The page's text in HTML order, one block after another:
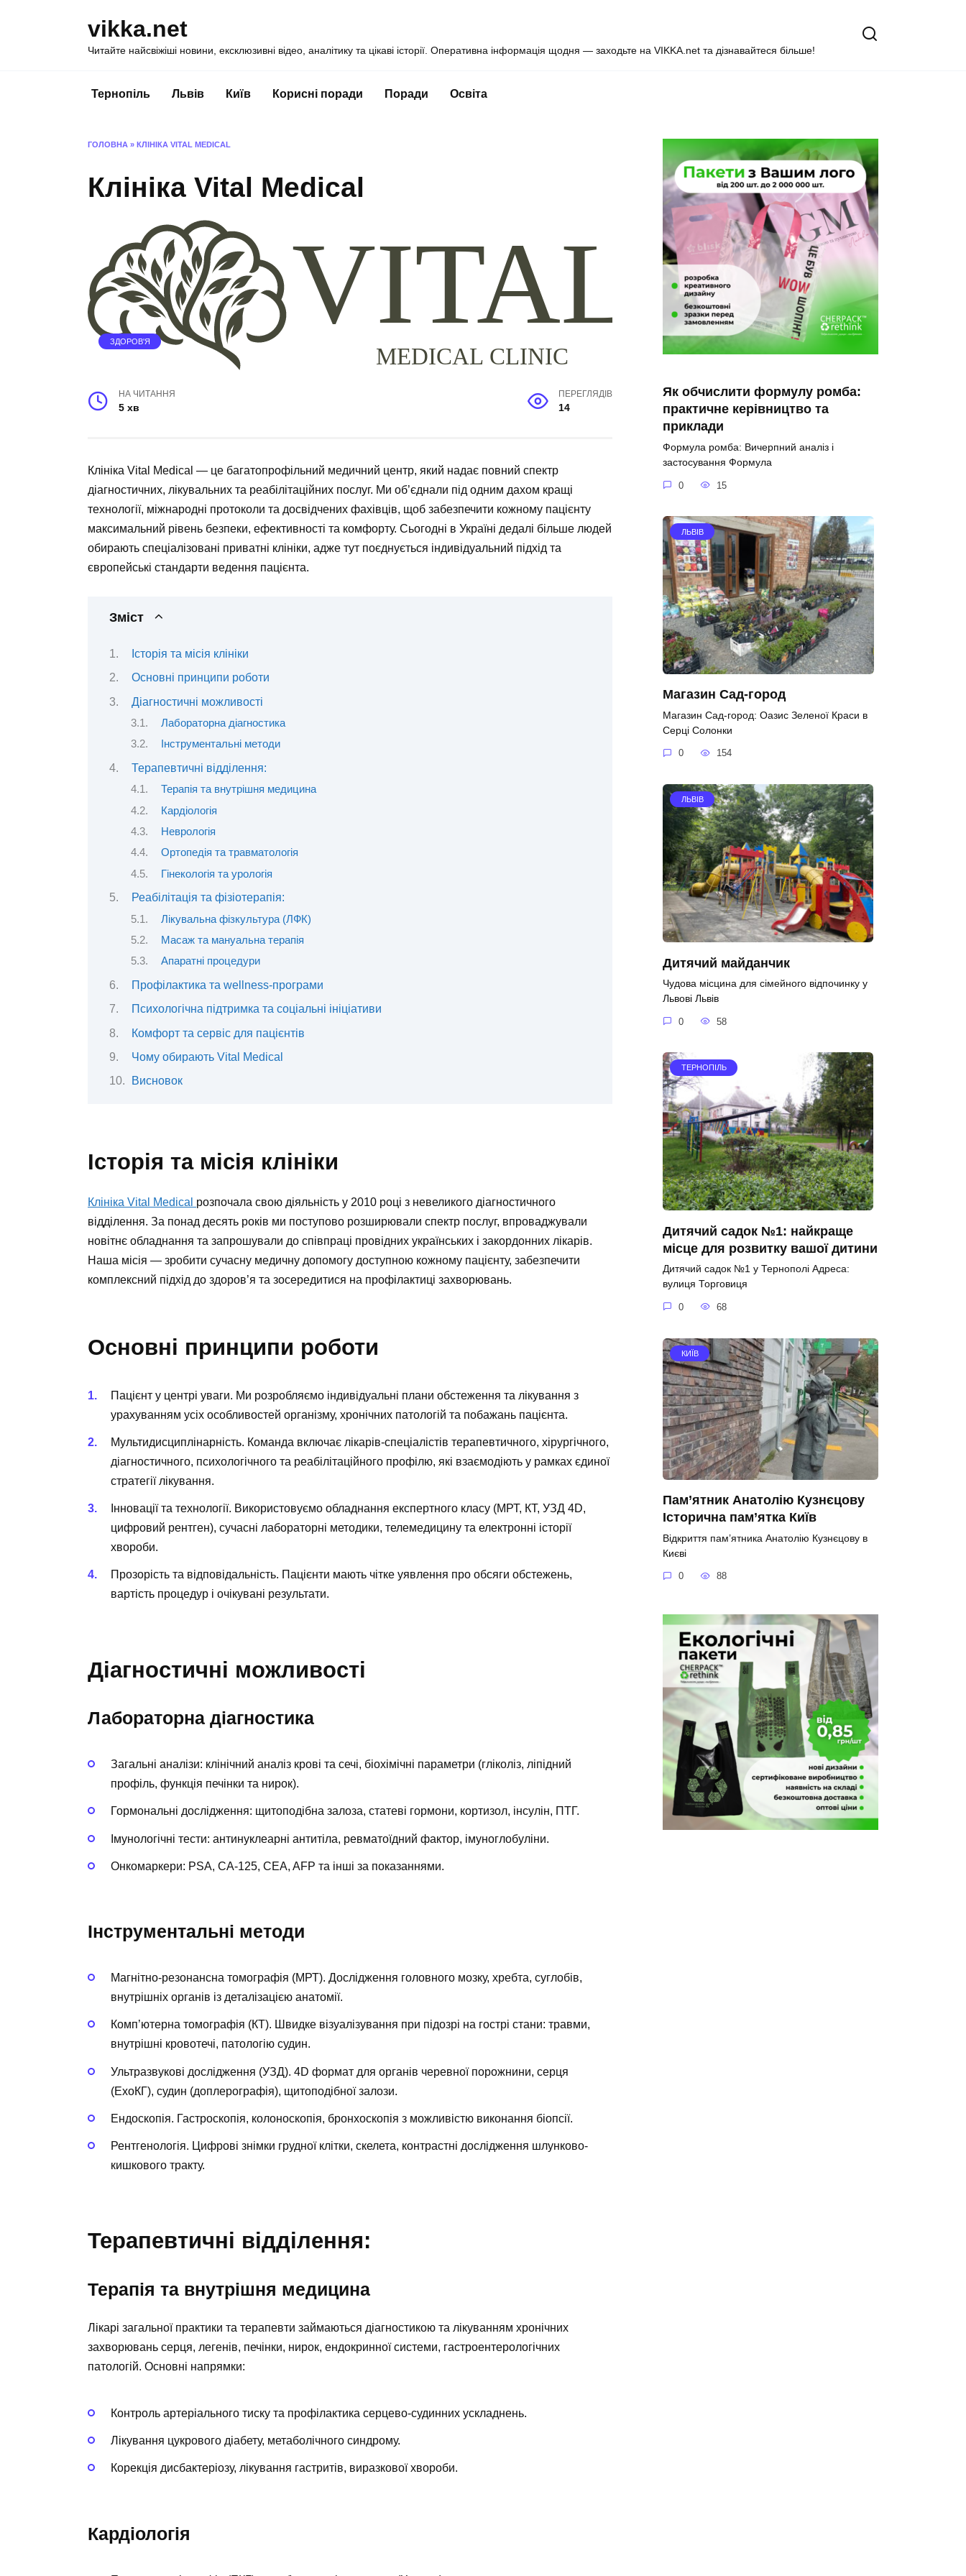
vikka.net
Читайте найсвіжіші новини, ексклюзивні відео, аналітику та цікаві історії. Оперативна інформація щодня — заходьте на VIKKA.net та дізнавайтеся більше!
Тернопіль Львів Київ Корисні поради Поради Освіта
ГОЛОВНА » КЛІНІКА VITAL MEDICAL
Клініка Vital Medical
ЗДОРОВ'Я
НА ЧИТАННЯ
5 хв
ПЕРЕГЛЯДІВ
14
Клініка Vital Medical — це багатопрофільний медичний центр, який надає повний спектр
діагностичних, лікувальних та реабілітаційних послуг. Ми об’єднали під одним дахом кращі
технології, міжнародні протоколи та досвідчених фахівців, щоб забезпечити кожному пацієнту
максимальний рівень безпеки, ефективності та комфорту. Сьогодні в Україні дедалі більше людей
обирають спеціалізовані приватні клініки, адже тут поєднується індивідуальний підхід та
європейські стандарти ведення пацієнта.
Зміст
Історія та місія клініки
Основні принципи роботи
Діагностичні можливості
Лабораторна діагностика
Інструментальні методи
Терапевтичні відділення:
Терапія та внутрішня медицина
Кардіологія
Неврологія
Ортопедія та травматологія
Гінекологія та урологія
Реабілітація та фізіотерапія:
Лікувальна фізкультура (ЛФК)
Масаж та мануальна терапія
Апаратні процедури
Профілактика та wellness-програми
Психологічна підтримка та соціальні ініціативи
Комфорт та сервіс для пацієнтів
Чому обирають Vital Medical
Висновок
Історія та місія клініки
Клініка Vital Medical розпочала свою діяльність у 2010 році з невеликого діагностичного
відділення. За понад десять років ми поступово розширювали спектр послуг, впроваджували
новітнє обладнання та запрошували до співпраці провідних українських і закордонних лікарів.
Наша місія — зробити сучасну медичну допомогу доступною кожному пацієнту, забезпечити
комплексний підхід до здоров’я та зосередитися на профілактиці захворювань.
Основні принципи роботи
Пацієнт у центрі уваги. Ми розробляємо індивідуальні плани обстеження та лікування з
урахуванням усіх особливостей організму, хронічних патологій та побажань пацієнта.
Мультидисциплінарність. Команда включає лікарів-спеціалістів терапевтичного, хірургічного,
діагностичного, психологічного та реабілітаційного профілю, які взаємодіють у рамках єдиної
стратегії лікування.
Інновації та технології. Використовуємо обладнання експертного класу (МРТ, КТ, УЗД 4D,
цифровий рентген), сучасні лабораторні методики, телемедицину та електронні історії
хвороби.
Прозорість та відповідальність. Пацієнти мають чітке уявлення про обсяги обстежень,
вартість процедур і очікувані результати.
Діагностичні можливості
Лабораторна діагностика
Загальні аналізи: клінічний аналіз крові та сечі, біохімічні параметри (гліколіз, ліпідний
профіль, функція печінки та нирок).
Гормональні дослідження: щитоподібна залоза, статеві гормони, кортизол, інсулін, ПТГ.
Імунологічні тести: антинуклеарні антитіла, ревматоїдний фактор, імуноглобуліни.
Онкомаркери: PSA, CA-125, CEA, AFP та інші за показаннями.
Інструментальні методи
Магнітно-резонансна томографія (МРТ). Дослідження головного мозку, хребта, суглобів,
внутрішніх органів із деталізацією анатомії.
Комп’ютерна томографія (КТ). Швидке візуалізування при підозрі на гострі стани: травми,
внутрішні кровотечі, патологію судин.
Ультразвукові дослідження (УЗД). 4D формат для органів черевної порожнини, серця
(ЕхоКГ), судин (доплерографія), щитоподібної залози.
Ендоскопія. Гастроскопія, колоноскопія, бронхоскопія з можливістю виконання біопсії.
Рентгенологія. Цифрові знімки грудної клітки, скелета, контрастні дослідження шлунково-
кишкового тракту.
Терапевтичні відділення:
Терапія та внутрішня медицина
Лікарі загальної практики та терапевти займаються діагностикою та лікуванням хронічних
захворювань серця, легенів, печінки, нирок, ендокринної системи, гастроентерологічних
патологій. Основні напрямки:
Контроль артеріального тиску та профілактика серцево-судинних ускладнень.
Лікування цукрового діабету, метаболічного синдрому.
Корекція дисбактеріозу, лікування гастритів, виразкової хвороби.
Кардіологія
Як обчислити формулу ромба:
практичне керівництво та
приклади
Формула ромба: Вичерпний аналіз і
застосування Формула
0 15
ЛЬВІВ
Магазин Сад-город
Магазин Сад-город: Оазис Зеленої Краси в
Серці Солонки
0 154
ЛЬВІВ
Дитячий майданчик
Чудова місцина для сімейного відпочинку у
Львові Львів
0 58
ТЕРНОПІЛЬ
Дитячий садок №1: найкраще
місце для розвитку вашої дитини
Дитячий садок №1 у Тернополі Адреса:
вулиця Торговиця
0 68
КИЇВ
Пам’ятник Анатолію Кузнєцову
Історична пам’ятка Київ
Відкриття пам’ятника Анатолію Кузнєцову в
Києві
0 88